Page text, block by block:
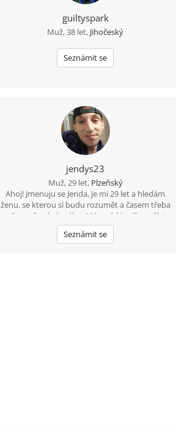
guiltyspark
Muž, 38 let, Jihočeský
Seznámit se
jendys23
Muž, 29 let, Plzeňský
Ahoj! Jmenuju se Jenda, je mi 29 let a hledám
ženu, se kterou si budu rozumět a časem třeba
vznikne něco krásného. Mám rád hudbu, výlety,
upřímnost a smysl pro humor. Nehledám
dokonalost, ale někoho, kdo je sám sebou, umí
Seznámit se